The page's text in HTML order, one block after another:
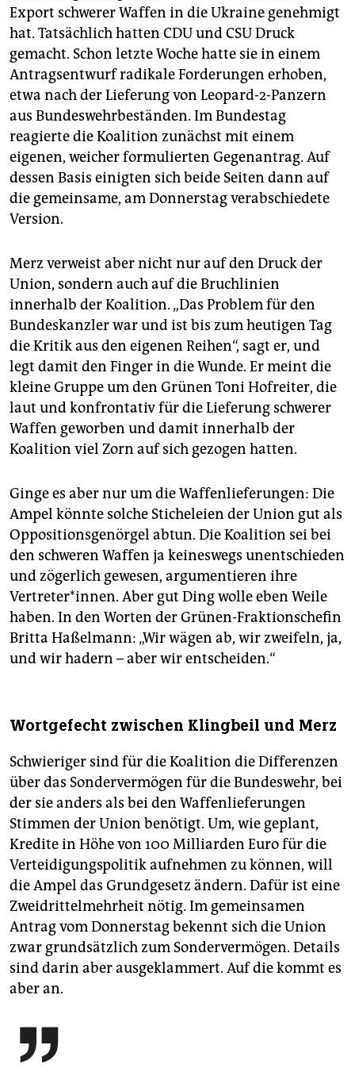
Export schwerer Waffen in die Ukraine genehmigt
hat. Tatsächlich hatten CDU und CSU Druck
gemacht. Schon letzte Woche hatte sie in einem
Antragsentwurf radikale Forderungen erhoben,
etwa nach der Lieferung von Leopard-2-Panzern
aus Bundeswehrbeständen. Im Bundestag
reagierte die Koalition zunächst mit einem
eigenen, weicher formulierten Gegenantrag. Auf
dessen Basis einigten sich beide Seiten dann auf
die gemeinsame, am ­Donnerstag verabschiedete
Version.
Merz verweist aber nicht nur auf den Druck der
Union, sondern auch auf die Bruchlinien
innerhalb der Koalition. „Das Problem für den
Bundeskanzler war und ist bis zum heutigen Tag
die Kritik aus den eigenen Reihen“, sagt er, und
legt damit den Finger in die Wunde. Er meint die
kleine Gruppe um den Grünen Toni Hofreiter, die
laut und konfrontativ für die Lieferung schwerer
Waffen geworben und damit innerhalb der
Koalition viel Zorn auf sich gezogen hatten.
Ginge es aber nur um die Waffenlieferungen: Die
Ampel könnte solche Sticheleien der Union gut als
Oppositionsgenörgel abtun. Die Koalition sei bei
den schweren Waffen ja keineswegs unentschieden
und zögerlich gewesen, argumentieren ihre
Vertreter*innen. Aber gut Ding wolle eben Weile
haben. In den Worten der Grünen-Fraktionschefin
Britta Haßelmann: „Wir wägen ab, wir zweifeln, ja,
und wir hadern – aber wir entscheiden.“
Wortgefecht zwischen Klingbeil und Merz
Schwieriger sind für die Koalition die Differenzen
über das Sondervermögen für die Bundeswehr, bei
der sie anders als bei den Waffenlieferungen
Stimmen der Union benötigt. Um, wie geplant,
Kredite in Höhe von 100 Milliarden Euro für die
Verteidigungspolitik aufnehmen zu können, will
die Ampel das Grundgesetz ändern. Dafür ist eine
Zweidrittelmehrheit nötig. Im gemeinsamen
Antrag vom Donnerstag bekennt sich die Union
zwar grundsätzlich zum Sondervermögen. Details
sind darin aber ausgeklammert. Auf die kommt es
aber an.
